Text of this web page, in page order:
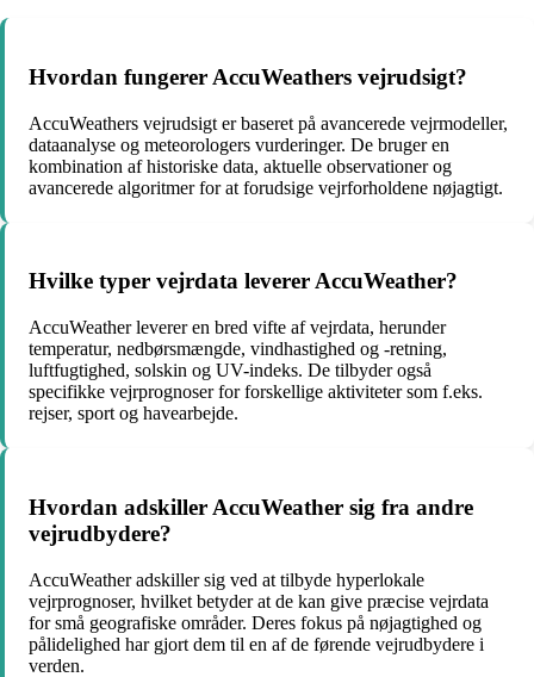
Hvordan fungerer AccuWeathers vejrudsigt?
AccuWeathers vejrudsigt er baseret på avancerede vejrmodeller,
dataanalyse og meteorologers vurderinger. De bruger en
kombination af historiske data, aktuelle observationer og
avancerede algoritmer for at forudsige vejrforholdene nøjagtigt.
Hvilke typer vejrdata leverer AccuWeather?
AccuWeather leverer en bred vifte af vejrdata, herunder
temperatur, nedbørsmængde, vindhastighed og -retning,
luftfugtighed, solskin og UV-indeks. De tilbyder også
specifikke vejrprognoser for forskellige aktiviteter som f.eks.
rejser, sport og havearbejde.
Hvordan adskiller AccuWeather sig fra andre
vejrudbydere?
AccuWeather adskiller sig ved at tilbyde hyperlokale
vejrprognoser, hvilket betyder at de kan give præcise vejrdata
for små geografiske områder. Deres fokus på nøjagtighed og
pålidelighed har gjort dem til en af de førende vejrudbydere i
verden.